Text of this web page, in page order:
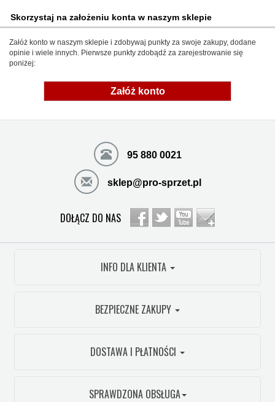
Skorzystaj na założeniu konta w naszym sklepie
Załóż konto w naszym sklepie i zdobywaj punkty za swoje zakupy, dodane
opinie i wiele innych. Pierwsze punkty zdobądź za zarejestrowanie się
poniżej:
Załóż konto
95 880 0021
sklep@pro-sprzet.pl
DOŁĄCZ DO NAS
INFO DLA KLIENTA
BEZPIECZNE ZAKUPY
DOSTAWA I PŁATNOŚCI
SPRAWDZONA OBSŁUGA